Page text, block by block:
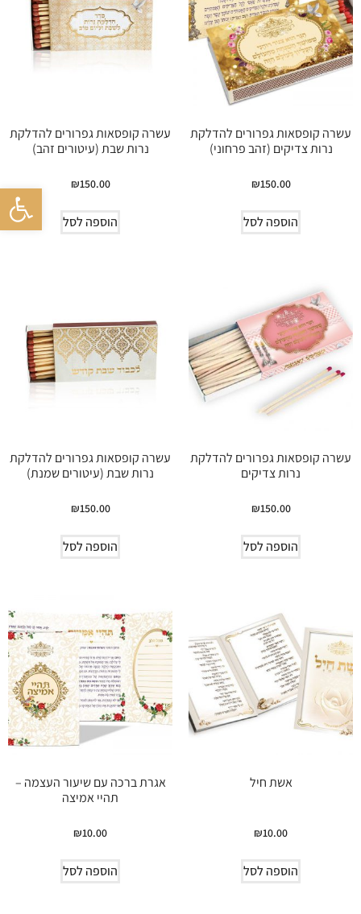
פתח
עשרה קופסאות גפרורים להדלקת
נרות צדיקים (זהב פרחוני)
₪150.00
הוספה לסל
עשרה קופסאות גפרורים להדלקת
נרות שבת (עיטורים זהב)
₪150.00
הוספה לסל
עשרה קופסאות גפרורים להדלקת
נרות צדיקים
₪150.00
הוספה לסל
עשרה קופסאות גפרורים להדלקת
נרות שבת (עיטורים שמנת)
₪150.00
הוספה לסל
אשת חיל
₪10.00
הוספה לסל
אגרת ברכה עם שיעור העצמה –
תהיי אמיצה
₪10.00
הוספה לסל